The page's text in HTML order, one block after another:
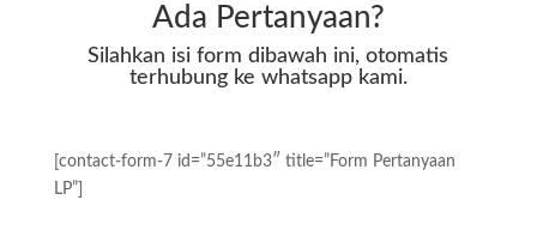
Ada Pertanyaan?
Silahkan isi form dibawah ini, otomatis
terhubung ke whatsapp kami.
[contact-form-7 id=”55e11b3″ title=”Form Pertanyaan
LP”]